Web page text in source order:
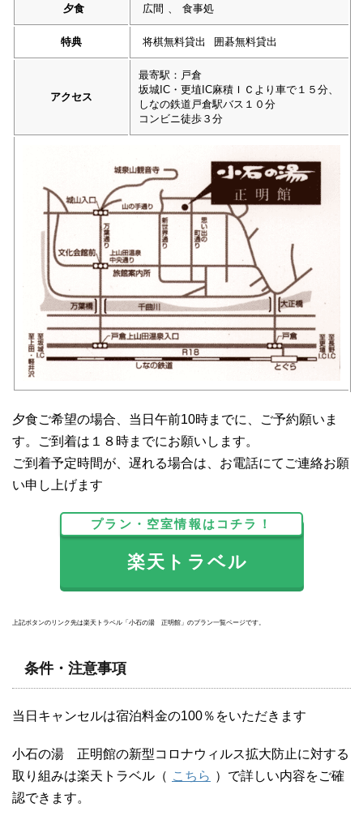
夕食 広間 食事処
特典 将棋無料貸出 囲碁無料貸出
アクセス
最寄駅：戸倉
坂城IC・更埴IC麻積ＩＣより車で１５分、
しなの鉄道戸倉駅バス１０分
コンビニ徒歩３分
夕食ご希望の場合、当日午前10時までに、ご予約願いま
す。ご到着は１８時までにお願いします。
ご到着予定時間が、遅れる場合は、お電話にてご連絡お願
い申し上げます
プラン・空室情報はコチラ！
楽天トラベル
上記ボタンのリンク先は楽天トラベル「小石の湯 正明館」のプラン一覧ページです。
条件・注意事項
当日キャンセルは宿泊料金の100％をいただきます
小石の湯 正明館の新型コロナウィルス拡大防止に対する
取り組みは楽天トラベル（ こちら ）で詳しい内容をご確
認できます。